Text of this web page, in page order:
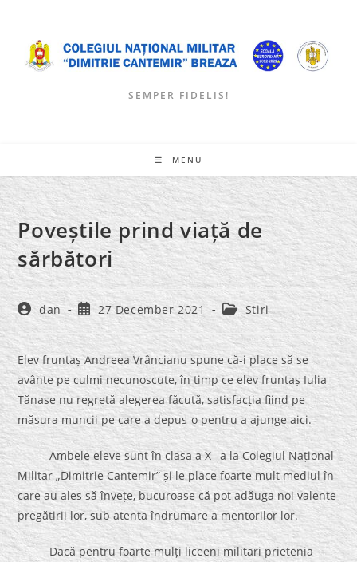
content
SEMPER FIDELIS!
MENU
Poveștile prind viață de
sărbători
Post
author:
dan
Post
published:
27 December 2021
Post
category:
Stiri
Elev fruntaș Andreea Vrâncianu spune că-i place să se
avânte pe culmi necunoscute, în timp ce elev fruntaș Iulia
Tănase nu regretă alegerea făcută, satisfacția fiind pe
măsura muncii pe care a depus-o pentru a ajunge aici.
Ambele eleve sunt în clasa a X –a la Colegiul Național
Militar „Dimitrie Cantemir” și le place foarte mult mediul în
care au ales să învețe, bucuroase că pot adăuga noi valențe
pregătirii lor, sub atenta îndrumare a mentorilor lor.
Dacă pentru foarte mulți liceeni militari prietenia